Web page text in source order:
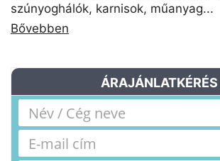
szúnyoghálók, karnisok, műanyag...
Bővebben
ÁRAJÁNLATKÉRÉS